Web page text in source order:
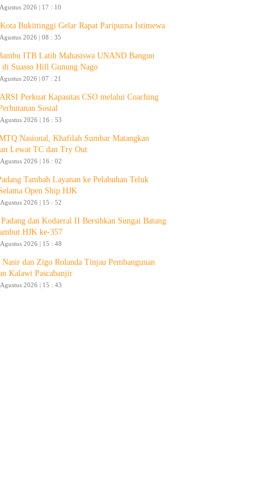
2026 | 17 : 10
Bukittinggi Gelar Rapat Paripurna Istimewa
2026 | 08 : 35
ITB Latih Mahasiswa UNAND Bangun
di Suasso Hill Gunung Nago
2026 | 07 : 21
Perkuat Kapasitas CSO melalui Coaching
Sosial
2026 | 16 : 53
Nasional, Khafilah Sumbar Matangkan
Lewat TC dan Try Out
2026 | 16 : 02
Tambah Layanan ke Pelabuhan Teluk
Open Ship HJK
2026 | 15 : 52
dan Kodaeral II Bersihkan Sungai Batang
HJK ke-357
2026 | 15 : 48
Nasir dan Zigo Rolanda Tinjau Pembangunan
Kalawi Pascabanjir
2026 | 15 : 43